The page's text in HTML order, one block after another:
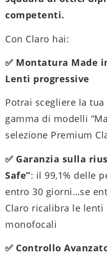
competenti.
Con Claro hai:
✅ Montatura Made
Lenti progressive
Potrai scegliere la
gamma di modelli
selezione Premium
✅ Garanzia sulla
Safe”: il 99,1% delle
entro 30 giorni…se
Claro ricalibra le lenti
monofocali
✅ Controllo